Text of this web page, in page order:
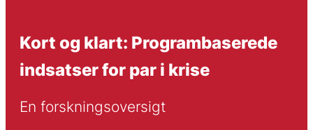
Kort og klart: Programbaserede
indsatser for par i krise
En forskningsoversigt